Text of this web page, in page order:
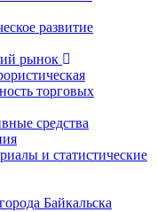
развитие
рынок
торговых
средства
и статистические
Байкальска